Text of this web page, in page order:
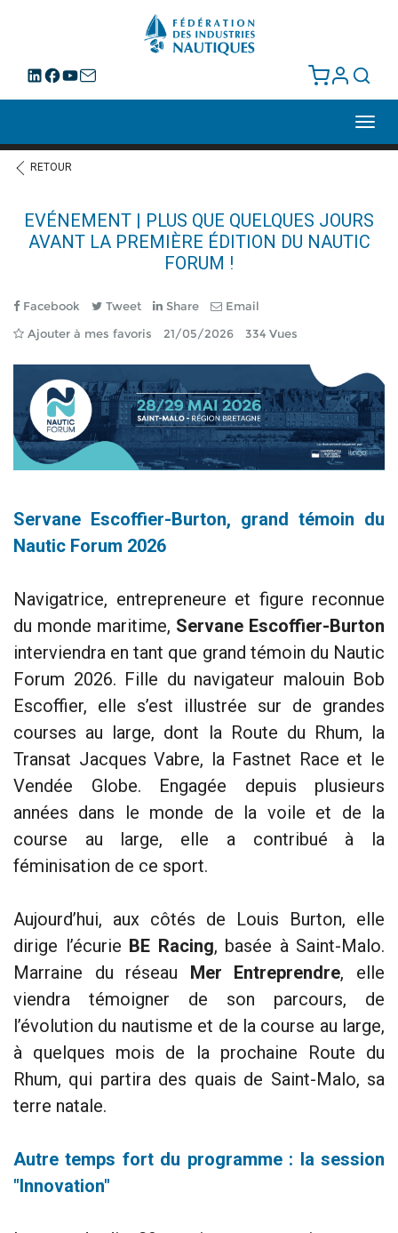
RETOUR
EVÉNEMENT | PLUS QUE QUELQUES JOURS
AVANT LA PREMIÈRE ÉDITION DU NAUTIC
FORUM !
Facebook Tweet Share
Email
Ajouter à mes favoris
21/05/2026 334 Vues
Servane Escoffier-Burton, grand témoin du
Nautic Forum 2026
Navigatrice, entrepreneure et figure reconnue
du monde maritime, Servane Escoffier-Burton
interviendra en tant que grand témoin du Nautic
Forum 2026. Fille du navigateur malouin Bob
Escoffier, elle s’est illustrée sur de grandes
courses au large, dont la Route du Rhum, la
Transat Jacques Vabre, la Fastnet Race et le
Vendée Globe. Engagée depuis plusieurs
années dans le monde de la voile et de la
course au large, elle a contribué à la
féminisation de ce sport.
Aujourd’hui, aux côtés de Louis Burton, elle
dirige l’écurie BE Racing, basée à Saint-Malo.
Marraine du réseau
Mer Entreprendre, elle
viendra témoigner de son parcours, de
l’évolution du nautisme et de la course au large,
à quelques mois de la prochaine Route du
Rhum, qui partira des quais de Saint-Malo, sa
terre natale.
Autre temps fort du programme : la session
"Innovation"